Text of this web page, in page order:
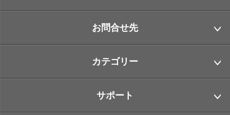
お問合せ先
カテゴリー
サポート